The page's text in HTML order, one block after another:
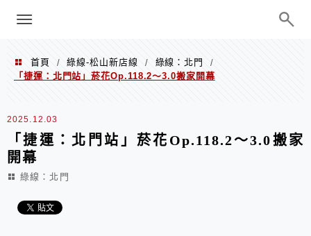
巧、世界走透透
menu
首頁 / 綠線-松山新店線 / 綠線：北門
/
「捷運：北門站」菸花Op.118.2～3.0搬家開幕
2025.12.03
「捷運：北門站」菸花Op.118.2～3.0搬家
開幕
綠線：北門